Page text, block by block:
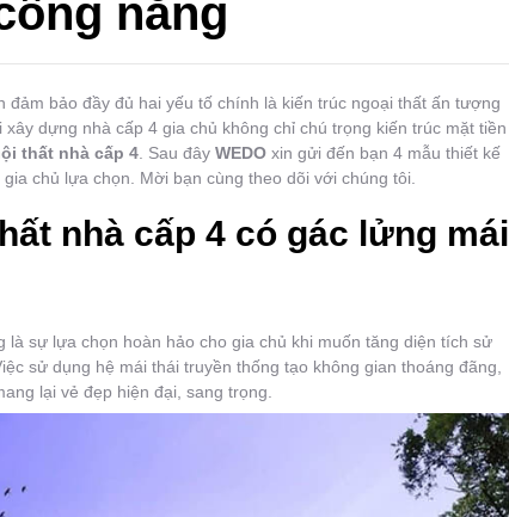
năng
đảm bảo đầy đủ hai yếu tố chính là kiến trúc ngoại thất ấn tượng
dựng nhà cấp 4 gia chủ không chỉ chú trọng kiến trúc mặt tiền
thất nhà cấp 4 . Sau đây WEDO xin gửi đến bạn 4 mẫu thiết kế
chủ lựa chọn. Mời bạn cùng theo dõi với chúng tôi.
nhà cấp 4 có gác lửng mái
là sự lựa chọn hoàn hảo cho gia chủ khi muốn tăng diện tích sử
sử dụng hệ mái thái truyền thống tạo không gian thoáng đãng,
lại vẻ đẹp hiện đại, sang trọng.